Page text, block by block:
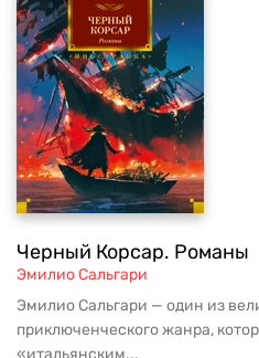
Черный Корсар. Романы
Эмилио Сальгари
Эмилио Сальгари — один из
приключенческого жанра,